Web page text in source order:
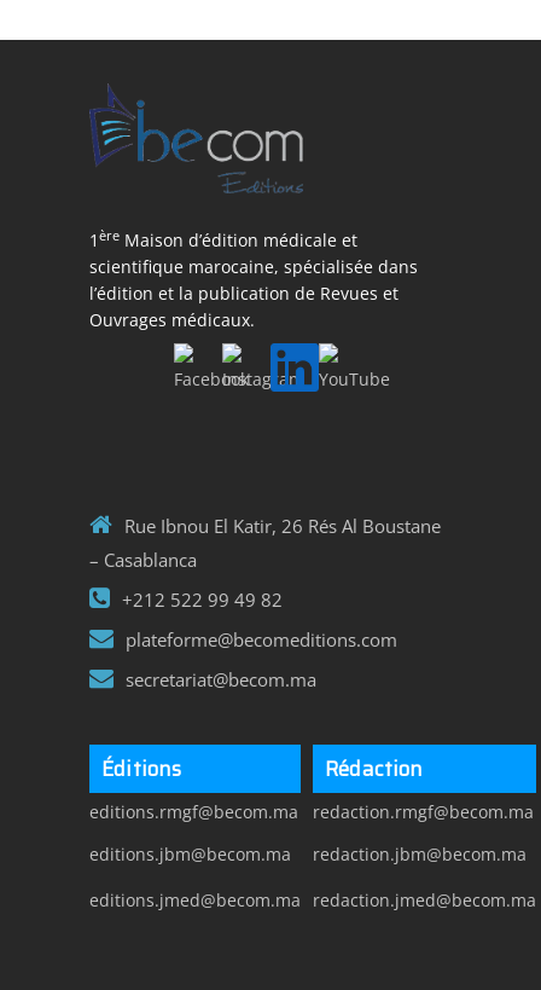
1 ère Maison d’édition médicale et
scientifique marocaine, spécialisée dans
l’édition et la publication de Revues et
Ouvrages médicaux.
Rue Ibnou El Katir, 26 Rés Al Boustane
– Casablanca
+212 522 99 49 82
plateforme@becomeditions.com
secretariat@becom.ma
Éditions
editions.rmgf@becom.ma
editions.jbm@becom.ma
editions.jmed@becom.ma
Rédaction
redaction.rmgf@becom.ma
redaction.jbm@becom.ma
redaction.jmed@becom.ma